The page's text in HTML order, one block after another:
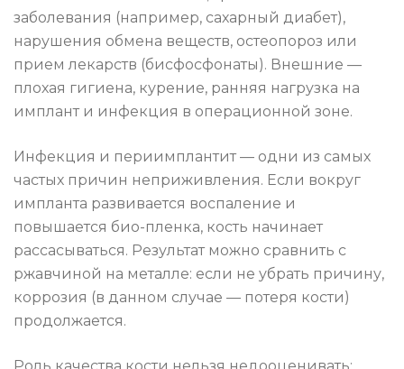
заболевания (например, сахарный диабет),
нарушения обмена веществ, остеопороз или
прием лекарств (бисфосфонаты). Внешние —
плохая гигиена, курение, ранняя нагрузка на
имплант и инфекция в операционной зоне.
Инфекция и периимплантит — одни из самых
частых причин неприживления. Если вокруг
импланта развивается воспаление и
повышается био-пленка, кость начинает
рассасываться. Результат можно сравнить с
ржавчиной на металле: если не убрать причину,
коррозия (в данном случае — потеря кости)
продолжается.